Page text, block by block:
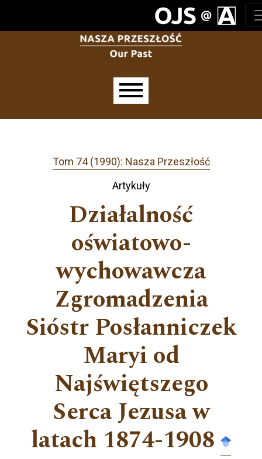
Tom 74 (1990): Nasza Przeszłość
Artykuły
Działalność
oświatowo-
wychowawcza
Zgromadzenia
Sióstr Posłanniczek
Maryi od
Najświętszego
Serca Jezusa w
latach 1874-1908